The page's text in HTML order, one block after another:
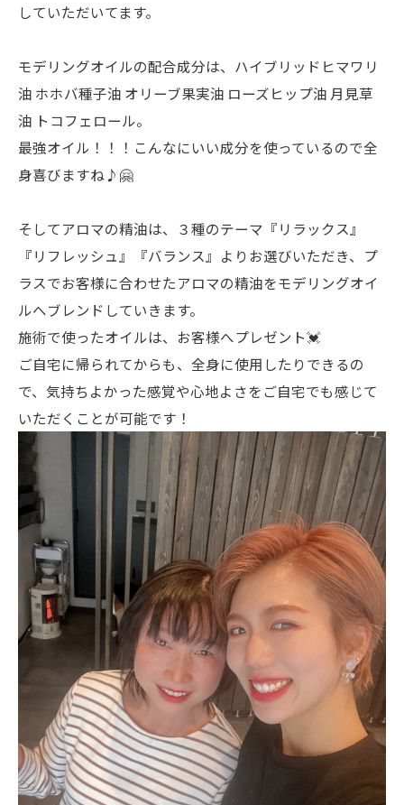
していただいてます。
モデリングオイルの配合成分は、ハイブリッドヒマワリ
油 ホホバ種子油 オリーブ果実油 ローズヒップ油 月見草
油 トコフェロール。
最強オイル！！！こんなにいい成分を使っているので全
身喜びますね♪🤗
そしてアロマの精油は、３種のテーマ『リラックス』
『リフレッシュ』『バランス』よりお選びいただき、プ
ラスでお客様に合わせたアロマの精油をモデリングオイ
ルへブレンドしていきます。
施術で使ったオイルは、お客様へプレゼント💓
ご自宅に帰られてからも、全身に使用したりできるの
で、気持ちよかった感覚や心地よさをご自宅でも感じて
いただくことが可能です！